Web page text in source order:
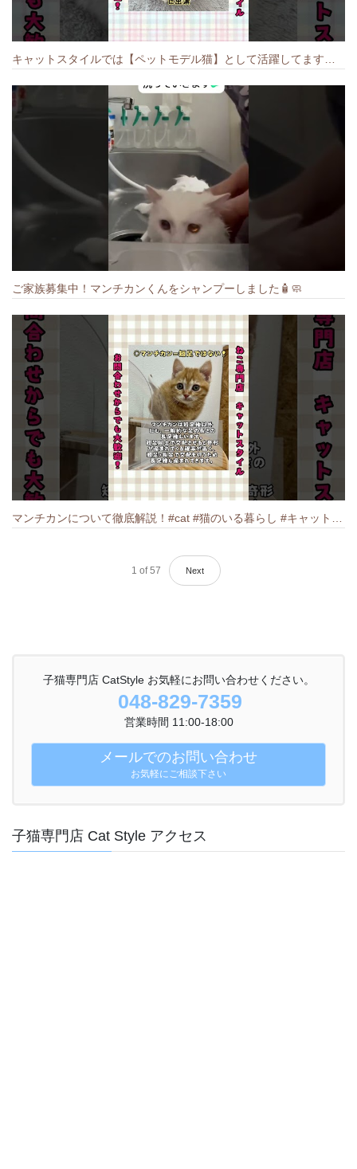
ご家族募集中！マンチカンくんをシャンプーしました🧴🧼
1 of 57 Next
子猫専門店 CatStyle お気軽にお問い合わせください。
048-829-7359
営業時間 11:00-18:00
メールでのお問い合わせ
お気軽にご相談下さい
子猫専門店 Cat Style アクセス